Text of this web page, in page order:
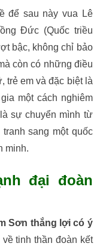
để sau này vua Lê
Đức (Quốc triều
bậc, không chỉ bảo
còn có những điều
trẻ em và đặc biệt là
một cách nghiêm
sự chuyển mình từ
sang một quốc
minh.
đại đoàn
Sơn thắng lợi có ý
về tinh thần đoàn kết